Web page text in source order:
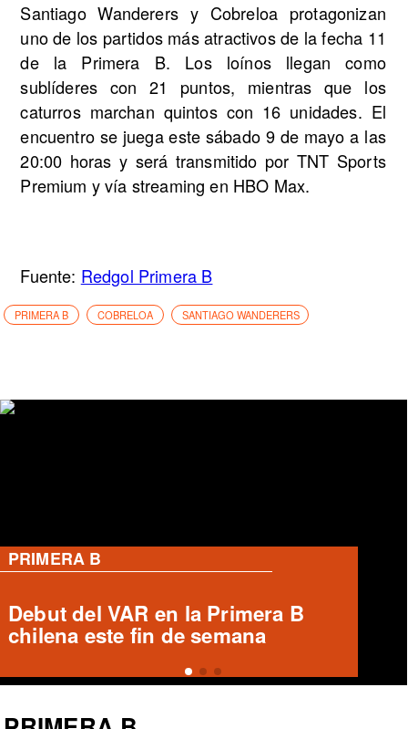
Santiago Wanderers y Cobreloa protagonizan
uno de los partidos más atractivos de la fecha 11
de la Primera B. Los loínos llegan como
sublíderes con 21 puntos, mientras que los
caturros marchan quintos con 16 unidades. El
encuentro se juega este sábado 9 de mayo a las
20:00 horas y será transmitido por TNT Sports
Premium y vía streaming en HBO Max.
Fuente: Redgol Primera B
PRIMERA B COBRELOA SANTIAGO WANDERERS
PRIMERA B
Ronald Fuentes habla sobre caso
Enzo Riquelme y Ángelo Araos